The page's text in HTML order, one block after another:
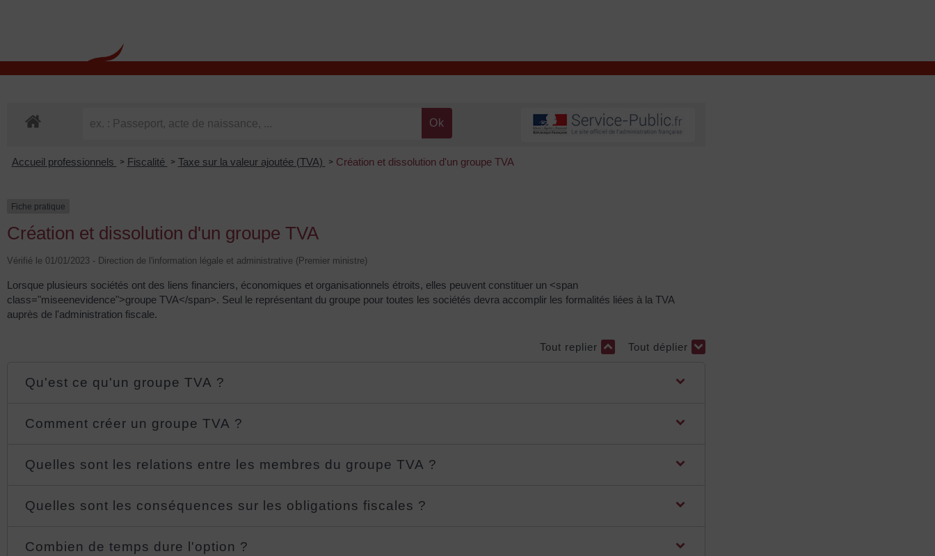
Accueil professionnels > Fiscalité > Taxe sur la valeur ajoutée (TVA) > Création et dissolution d'un groupe TVA
Fiche pratique
Création et dissolution d'un groupe TVA
Vérifié le 01/01/2023 - Direction de l'information légale et administrative (Premier ministre)
Lorsque plusieurs sociétés ont des liens financiers, économiques et organisationnels étroits, elles peuvent constituer un <span
class="miseenevidence">groupe TVA</span>. Seul le représentant du groupe pour toutes les sociétés devra accomplir les formalités liées à la TVA
auprès de l'administration fiscale.
Tout replier Tout déplier
Qu'est ce qu'un groupe TVA ?
Comment créer un groupe TVA ?
Quelles sont les relations entre les membres du groupe TVA ?
Quelles sont les conséquences sur les obligations fiscales ?
Combien de temps dure l'option ?